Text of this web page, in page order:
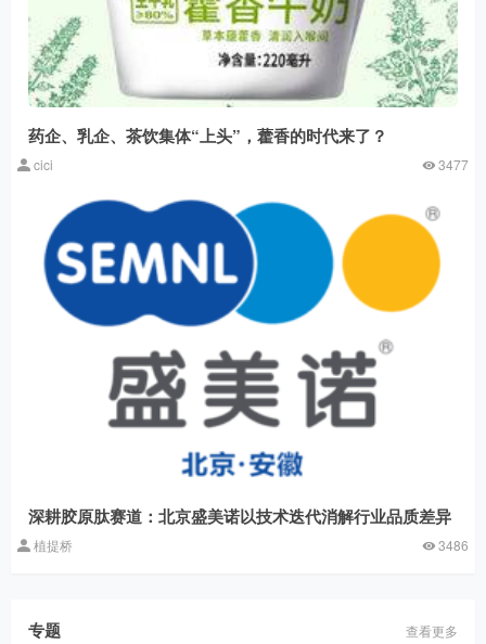
药企、乳企、茶饮集体“上头”，藿香的时代来了？
cici 3477
深耕胶原肽赛道：北京盛美诺以技术迭代消解行业品质差异
植提桥 3486
专题 查看更多